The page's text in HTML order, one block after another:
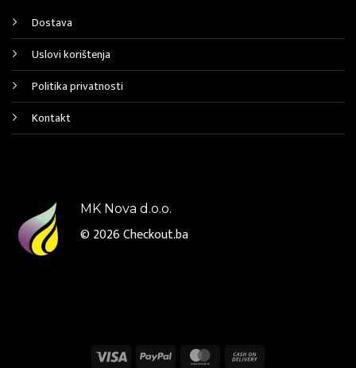
Dostava
Uslovi korištenja
Politika privatnosti
Kontakt
MK Nova d.o.o.
© 2026Checkout.ba